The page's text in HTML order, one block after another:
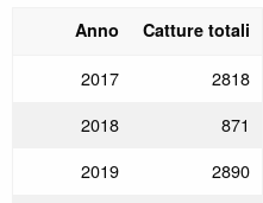
Anno Catture totali
2017
2818
2018
871
2019
2890